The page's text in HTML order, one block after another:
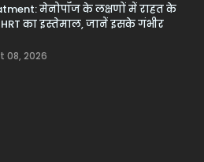
मेनोपॉज के लक्षणों में राहत के
का इस्तेमाल, जानें इसके गंभीर
08, 2026